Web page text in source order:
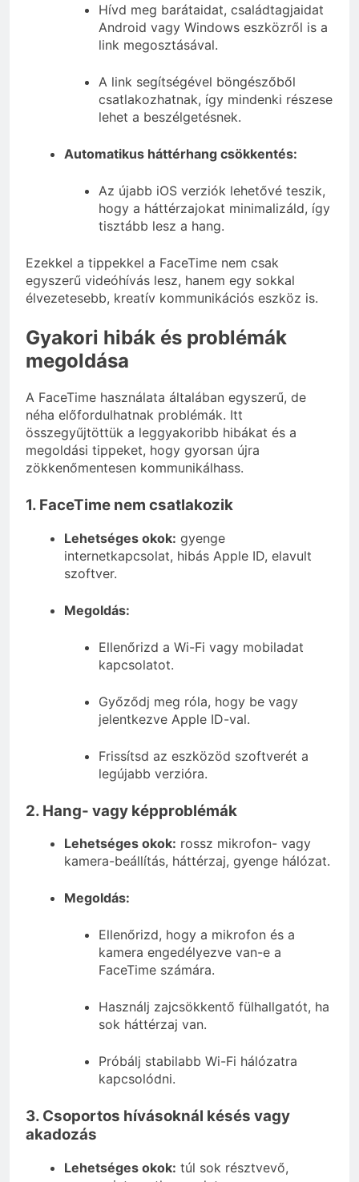
Hívd meg barátaidat, családtagjaidat
Android vagy Windows eszközről is a
link megosztásával.
A link segítségével böngészőből
csatlakozhatnak, így mindenki részese
lehet a beszélgetésnek.
Automatikus háttérhang csökkentés:
Az újabb iOS verziók lehetővé teszik,
hogy a háttérzajokat minimalizáld, így
tisztább lesz a hang.
Ezekkel a tippekkel a FaceTime nem csak
egyszerű videóhívás lesz, hanem egy sokkal
élvezetesebb, kreatív kommunikációs eszköz is.
Gyakori hibák és problémák
megoldása
A FaceTime használata általában egyszerű, de
néha előfordulhatnak problémák. Itt
összegyűjtöttük a leggyakoribb hibákat és a
megoldási tippeket, hogy gyorsan újra
zökkenőmentesen kommunikálhass.
1. FaceTime nem csatlakozik
Lehetséges okok: gyenge
internetkapcsolat, hibás Apple ID, elavult
szoftver.
Megoldás:
Ellenőrizd a Wi-Fi vagy mobiladat
kapcsolatot.
Győződj meg róla, hogy be vagy
jelentkezve Apple ID-val.
Frissítsd az eszközöd szoftverét a
legújabb verzióra.
2. Hang- vagy képproblémák
Lehetséges okok: rossz mikrofon- vagy
kamera-beállítás, háttérzaj, gyenge hálózat.
Megoldás:
Ellenőrizd, hogy a mikrofon és a
kamera engedélyezve van-e a
FaceTime számára.
Használj zajcsökkentő fülhallgatót, ha
sok háttérzaj van.
Próbálj stabilabb Wi-Fi hálózatra
kapcsolódni.
3. Csoportos hívásoknál késés vagy
akadozás
Lehetséges okok: túl sok résztvevő,